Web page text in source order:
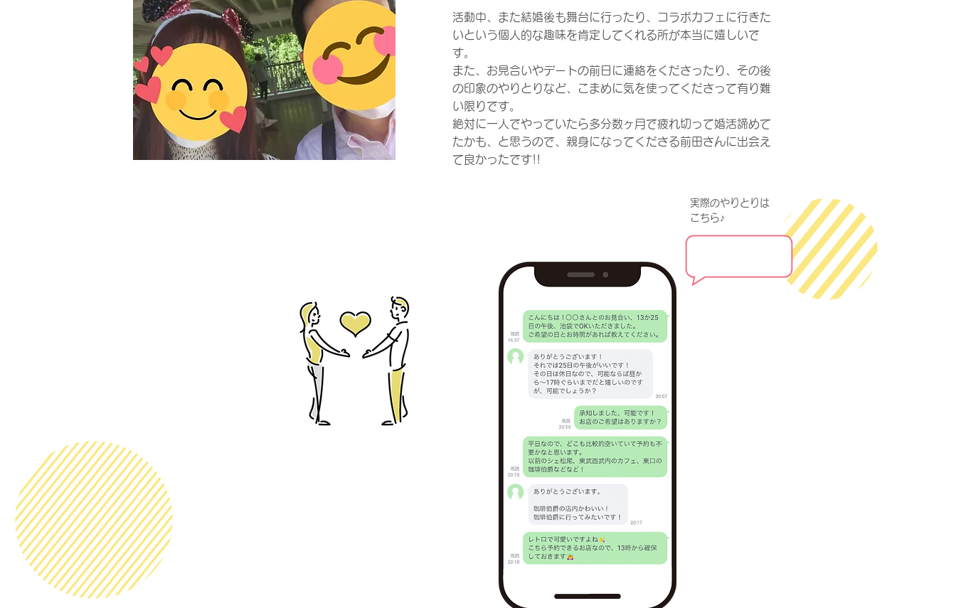
活動中、また結婚後も舞台に行ったり、コラボカフェに行きた
いという個人的な趣味を肯定してくれる所が本当に嬉しいで
す。
また、お見合いやデートの前日に連絡をくださったり、その後
の印象のやりとりなど、こまめに気を使ってくださって有り難
い限りです。
絶対に一人でやっていたら多分数ヶ月で疲れ切って婚活諦めて
たかも、と思うので、親身になってくださる前田さんに出会え
て良かったです!!
実際のやりとりは​
こちら♪